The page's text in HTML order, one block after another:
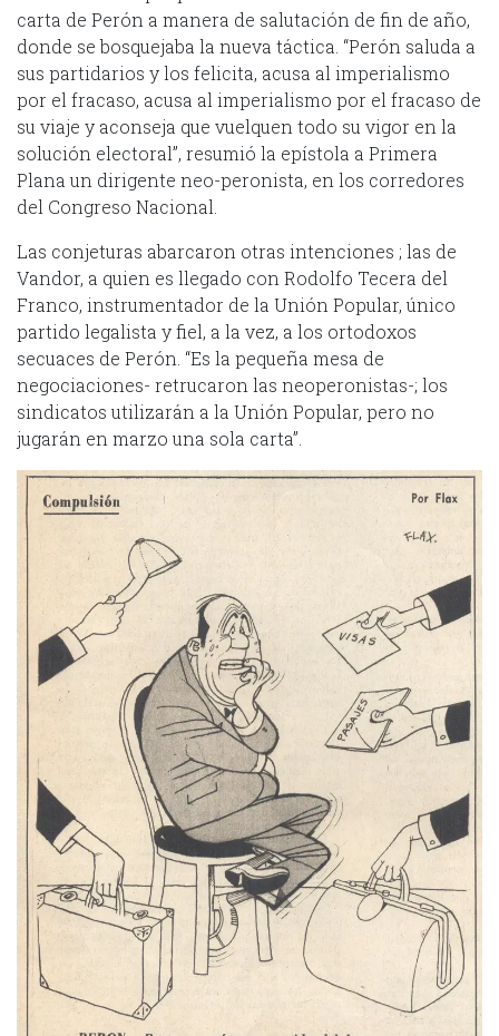
carta de Perón a manera de salutación de fin de año,
donde se bosquejaba la nueva táctica. “Perón saluda a
sus partidarios y los felicita, acusa al imperialismo
por el fracaso, acusa al imperialismo por el fracaso de
su viaje y aconseja que vuelquen todo su vigor en la
solución electoral”, resumió la epístola a Primera
Plana un dirigente neo-peronista, en los corredores
del Congreso Nacional.
Las conjeturas abarcaron otras intenciones ; las de
Vandor, a quien es llegado con Rodolfo Tecera del
Franco, instrumentador de la Unión Popular, único
partido legalista y fiel, a la vez, a los ortodoxos
secuaces de Perón. “Es la pequeña mesa de
negociaciones- retrucaron las neoperonistas-; los
sindicatos utilizarán a la Unión Popular, pero no
jugarán en marzo una sola carta”.